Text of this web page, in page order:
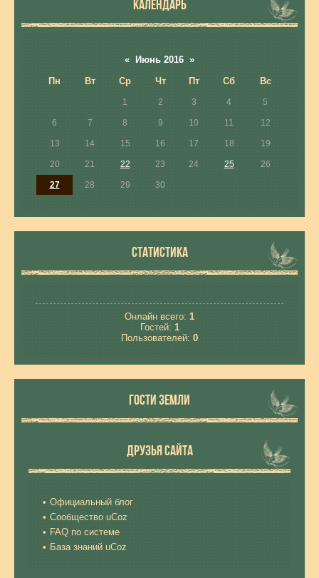
КАЛЕНДАРЬ
« Июнь 2016 »
Пн
Вт Ср Чт Пт Сб Вс
1 2 3 4 5
6 7 8 9 10 11 12
13 14 15 16 17 18 19
20 21 22 23 24 25 26
27 28 29 30
СТАТИСТИКА
Онлайн всего: 1
Гостей: 1
Пользователей: 0
ГОСТИ ЗЕМЛИ
ДРУЗЬЯ САЙТА
Официальный блог
Сообщество uCoz
FAQ по системе
База знаний uCoz